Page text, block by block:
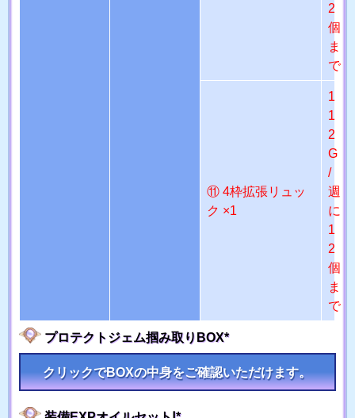
2
個
ま
で
⑪ 4枠拡張リュッ
ク ×1
1
1
2
G
/
週
に
1
2
個
ま
で
プロテクトジェム掴み取りBOX*
クリックでBOXの中身をご確認いただけます。